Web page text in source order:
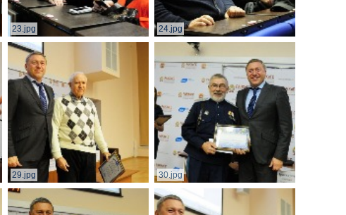
23.jpg 24.jpg
29.jpg 30.jpg